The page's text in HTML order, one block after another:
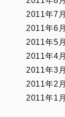
2011年7月
2011年6月
2011年5月
2011年4月
2011年3月
2011年2月
2011年1月